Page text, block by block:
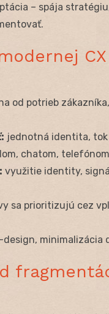
– spája
od potrieb
jednotná identita,
chatom,
využitie identity,
sa prioritizujú cez
minimalizácia